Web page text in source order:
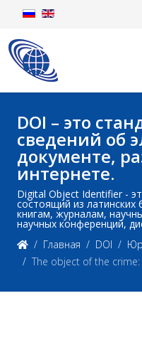
DOI – это
сведений об
документе,
интернете.
Digital Object Identifier -
состоящий из латинских
книгам, журналам,
научных конференций,
Главная
DOI
The object of the